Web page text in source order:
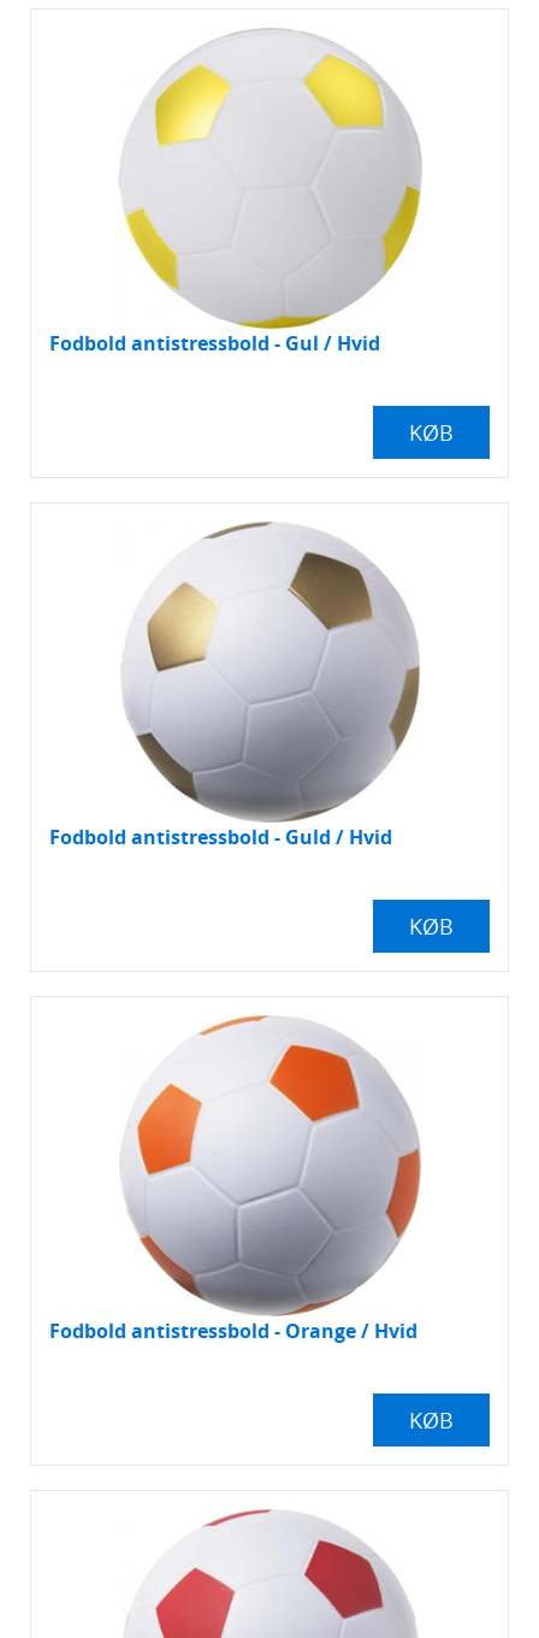
Fodbold antistressbold - Gul / Hvid
KØB
Fodbold antistressbold - Guld / Hvid
KØB
Fodbold antistressbold - Orange / Hvid
KØB